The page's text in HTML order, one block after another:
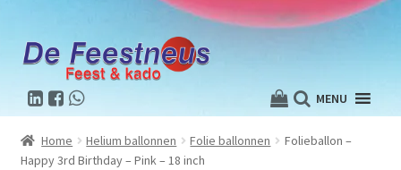
MENU
Home Helium ballonnen Folie ballonnen
Folieballon –
Happy 3rd Birthday – Pink – 18 inch